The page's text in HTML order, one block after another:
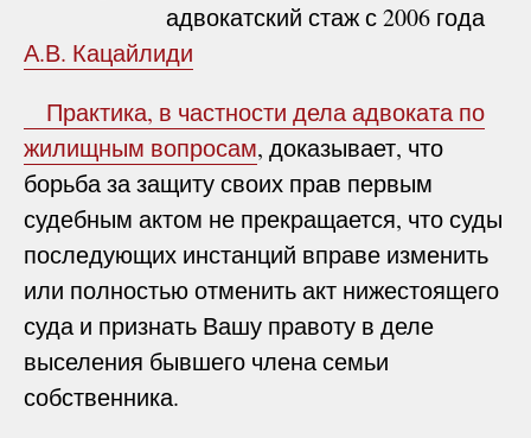
адвокатский стаж с 2006 года
А.В. Кацайлиди
Практика, в частности делаадвоката по
жилищным вопросам, доказывает, что
борьба за защиту своих прав первым
судебным актом не прекращается, что суды
последующих инстанций вправе изменить
или полностью отменить акт нижестоящего
суда и признать Вашу правоту в деле
выселения бывшего члена семьи
собственника.